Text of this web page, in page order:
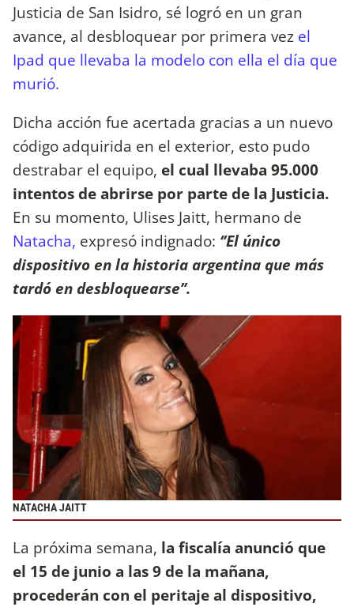
Justicia de San Isidro, sé logró en un gran
avance, al desbloquear por primera vez el
Ipad que llevaba la modelo con ella el día que
murió.
Dicha acción fue acertada gracias a un nuevo
código adquirida en el exterior, esto pudo
destrabar el equipo, el cual llevaba 95.000
intentos de abrirse por parte de la Justicia.
En su momento, Ulises Jaitt, hermano de
Natacha, expresó indignado: ‘’El único
dispositivo en la historia argentina que más
tardó en desbloquearse’’.
NATACHA JAITT
La próxima semana, la fiscalía anunció que
el 15 de junio a las 9 de la mañana,
procederán con el peritaje al dispositivo,